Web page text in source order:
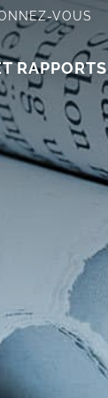
VOUS
RAPPORTS